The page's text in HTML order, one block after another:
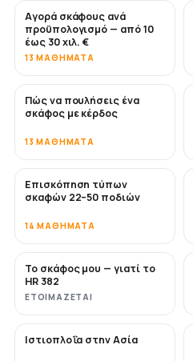
ΣΎΝΤΟΜΑ
Αγορά σκάφους ανά
προϋπολογισμό — από 10
έως 30 χιλ. €
13 ΜΑΘΉΜΑΤΑ
ΝΈΟ
Πώς να πουλήσεις ένα
σκάφος με κέρδος
13 ΜΑΘΉΜΑΤΑ
ΣΎΝΤΟΜΑ
Επισκόπηση τύπων
σκαφών 22–50 ποδιών
14 ΜΑΘΉΜΑΤΑ
ΣΎΝΤΟΜΑ
Το σκάφος μου — γιατί το
HR 382
ΕΤΟΙΜΆΖΕΤΑΙ
ΣΎΝΤΟΜΑ
Ιστιοπλοΐα στην Ασία